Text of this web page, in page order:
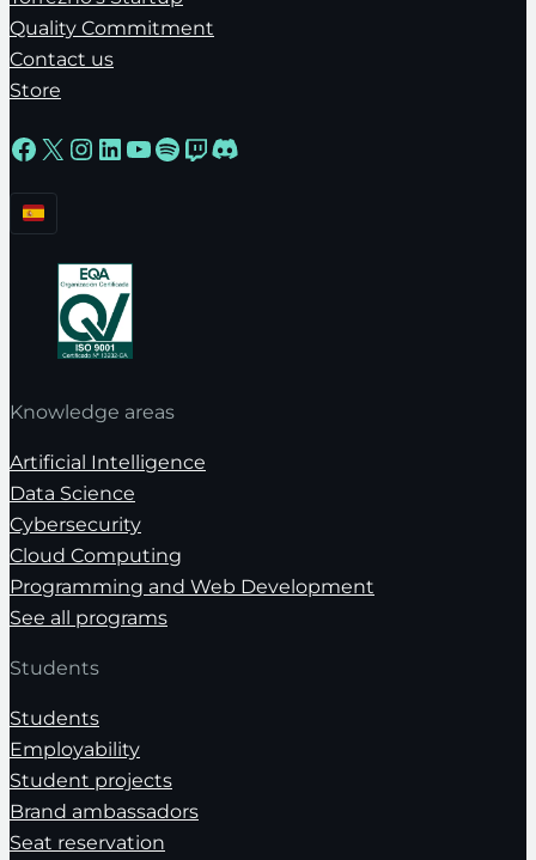
Quality Commitment
Contact us
Store
Facebook
X Instagram
LinkedIn
YouTube
Spotify
Twitch
Discord
Knowledge areas
Artificial Intelligence
Data Science
Cybersecurity
Cloud Computing
Programming and Web Development
See all programs
Students
Students
Employability
Student projects
Brand ambassadors
Seat reservation